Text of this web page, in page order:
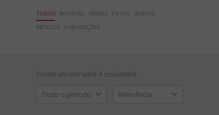
TODOS NOTÍCIAS VÍDEOS FOTOS ÁUDIOS
ARTIGOS
PUBLICAÇÕES
Foram encontrados 4 resultados
Todo o período Relevância